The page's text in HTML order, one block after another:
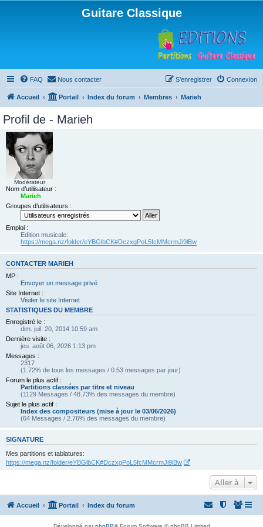
Guitare Classique
FAQ Nous contacter Connexion
S’enregistrer
Accueil Portail Index du forum Membres Marieh
Profil de - Marieh
Modérateur
Nom d’utilisateur :
Marieh
Groupes d’utilisateurs :
Emploi :
Edition musicale:
https://mega.nz/folder/eYBGlbCK#DczxgPoL5fcMMcrmJi9lBw
CONTACTER MARIEH
MP :
Envoyer un message privé
Site Internet :
Visiter le site Internet
STATISTIQUES DU MEMBRE
Enregistré le :
dim. juil. 20, 2014 10:59 am
Dernière visite :
jeu. août 06, 2026 1:13 pm
Messages :
2317
(1.72% de tous les messages / 0.53 messages par jour)
Forum le plus actif :
Partitions classées par titre et niveau
(1129 Messages / 48.73% des messages du membre)
Sujet le plus actif :
Index des compositeurs (mise à jour le 03/06/2026)
(64 Messages / 2.76% des messages du membre)
SIGNATURE
Mes partitions et tablatures:
https://mega.nz/folder/eYBGlbCK#DczxgPoL5fcMMcrmJi9lBw
Aller à
Accueil Portail Index du forum